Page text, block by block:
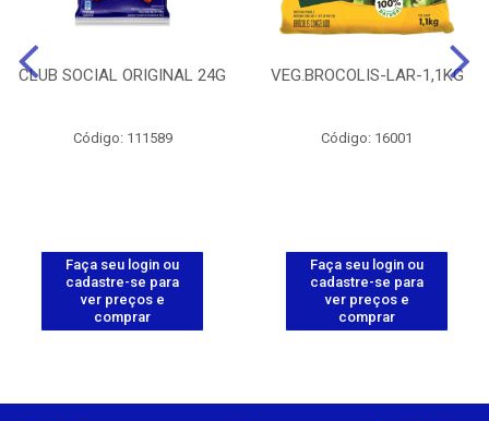
CLUB SOCIAL ORIGINAL 24G
Código: 111589
Faça seu login ou
cadastre-se para
ver preços e
comprar
VEG.BROCOLIS-LAR-1,1KG
Código: 16001
Faça seu login ou
cadastre-se para
ver preços e
comprar